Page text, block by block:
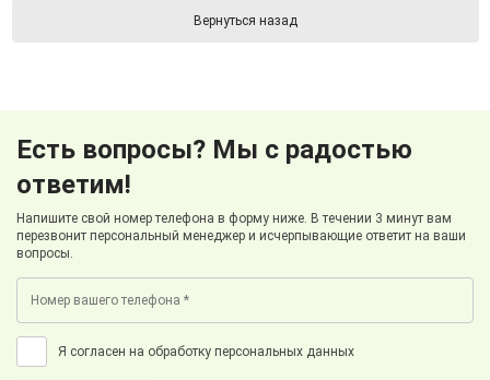
Вернуться назад
Есть вопросы? Мы с радостью
ответим!
Напишите свой номер телефона в форму ниже. В течении 3 минут вам
перезвонит персональный менеджер и исчерпывающие ответит на ваши
вопросы.
Я согласен на обработку персональных данных